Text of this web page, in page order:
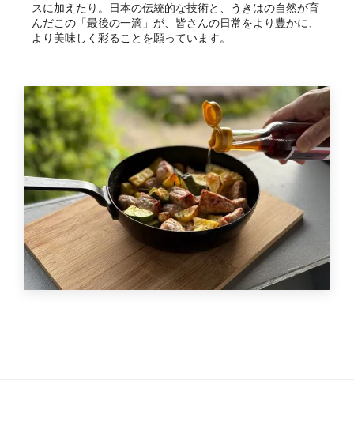
スに加えたり。日本の伝統的な技術と、うきはの自然が育
んだこの「最後の一滴」が、皆さんの日常をより豊かに、
より美味しく彩ることを願っています。